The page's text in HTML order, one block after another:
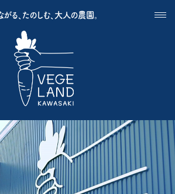
がる、たのしむ、大人の農園。